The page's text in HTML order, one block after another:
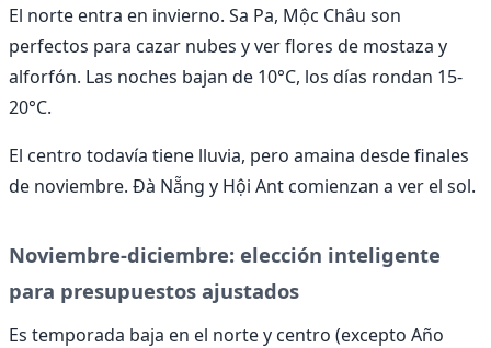
El norte entra en invierno. Sa Pa, Mộc Châu son
perfectos para cazar nubes y ver flores de mostaza y
alforfón. Las noches bajan de 10°C, los días rondan 15-
20°C.
El centro todavía tiene lluvia, pero amaina desde finales
de noviembre. Đà Nẵng y Hội Ant comienzan a ver el sol.
Noviembre-diciembre: elección inteligente
para presupuestos ajustados
Es temporada baja en el norte y centro (excepto Año